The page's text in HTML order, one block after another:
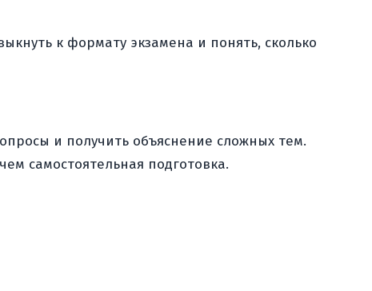
к формату экзамена и понять, сколько
и получить объяснение сложных тем.
самостоятельная подготовка.